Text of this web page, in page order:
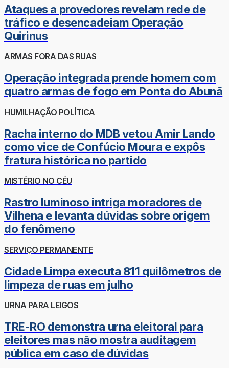
Ataques a provedores revelam rede de
tráfico e desencadeiam Operação
Quirinus
ARMAS FORA DAS RUAS
Operação integrada prende homem com
quatro armas de fogo em Ponta do Abunã
HUMILHAÇÃO POLÍTICA
Racha interno do MDB vetou Amir Lando
como vice de Confúcio Moura e expôs
fratura histórica no partido
MISTÉRIO NO CÉU
Rastro luminoso intriga moradores de
Vilhena e levanta dúvidas sobre origem
do fenômeno
SERVIÇO PERMANENTE
Cidade Limpa executa 811 quilômetros de
limpeza de ruas em julho
URNA PARA LEIGOS
TRE-RO demonstra urna eleitoral para
eleitores mas não mostra auditagem
pública em caso de dúvidas